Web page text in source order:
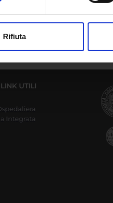
il tuo consenso in qualsiasi
web, pubblicità e social
dal tuo utilizzo dei loro
Rifiuta
LINK UTILI
Integrata